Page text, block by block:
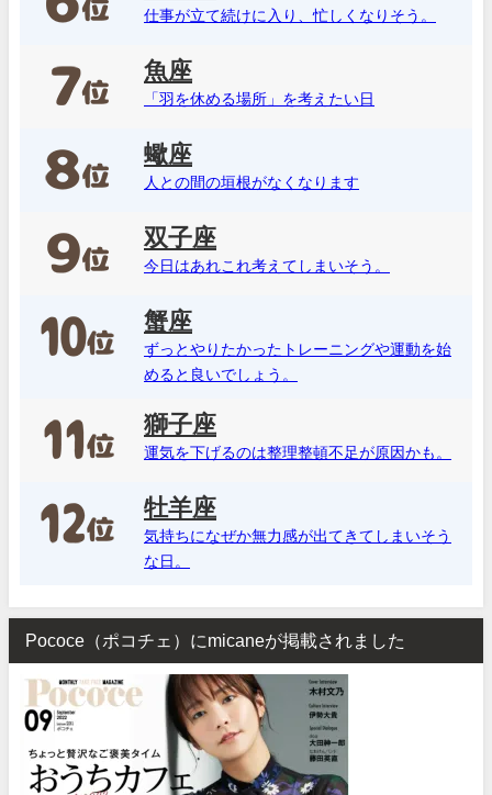
仕事が立て続けに入り、忙しくなりそう。
魚座
「羽を休める場所」を考えたい日
蠍座
人との間の垣根がなくなります
双子座
今日はあれこれ考えてしまいそう。
蟹座
ずっとやりたかったトレーニングや運動を始
めると良いでしょう。
獅子座
運気を下げるのは整理整頓不足が原因かも。
牡羊座
気持ちになぜか無力感が出てきてしまいそう
な日。
Pococe（ポコチェ）にmicaneが掲載されました